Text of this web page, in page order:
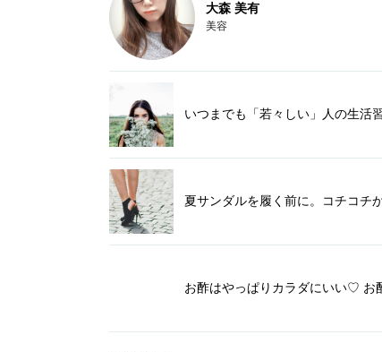
大森 美有
美容
いつまでも「若々しい」人の生活
夏サンダルを履く前に。コチコチ
お酢はやっぱりカラダにいい♡ お